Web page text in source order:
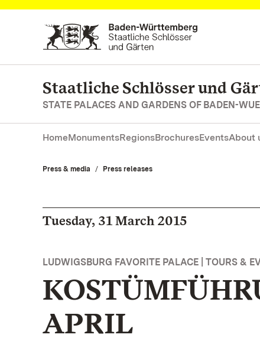
Navigate to main page
Staatliche Schlösser und
STATE PALACES AND GARDENS OF BADEN-
HomeMonumentsRegionsBrochuresEventsAbout
Press & media Press releases
Tuesday, 31 March 2015
LUDWIGSBURG FAVORITE PALACE | TOURS &
APRIL